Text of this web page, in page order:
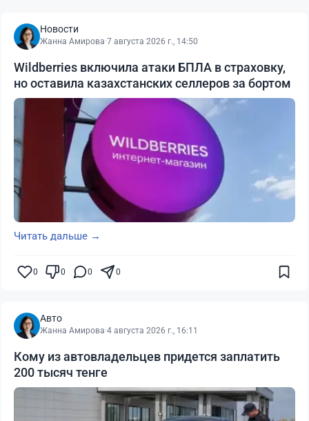
Новости
Жанна Амирова·7 августа 2026 г., 14:50
Wildberries включила атаки БПЛА в страховку,
но оставила казахстанских селлеров за бортом
Читать дальше →
0 0 0 0
Авто
Жанна Амирова·4 августа 2026 г., 16:11
Кому из автовладельцев придется заплатить
200 тысяч тенге